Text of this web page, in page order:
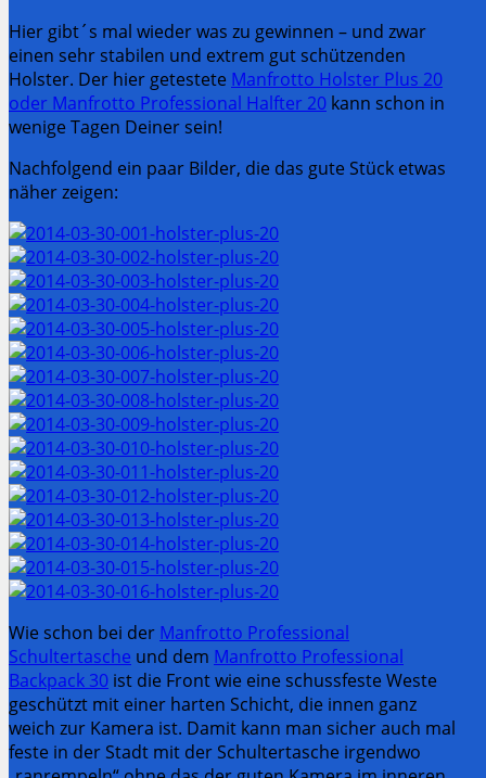
Hier gibt´s mal wieder was zu gewinnen – und zwar
einen sehr stabilen und extrem gut schützenden
Holster. Der hier getestete Manfrotto Holster Plus 20
oder Manfrotto Professional Halfter 20 kann schon in
wenige Tagen Deiner sein!
Nachfolgend ein paar Bilder, die das gute Stück etwas
näher zeigen:
Wie schon bei der Manfrotto Professional
Schultertasche und dem Manfrotto Professional
Backpack 30 ist die Front wie eine schussfeste Weste
geschützt mit einer harten Schicht, die innen ganz
weich zur Kamera ist. Damit kann man sicher auch mal
feste in der Stadt mit der Schultertasche irgendwo